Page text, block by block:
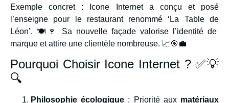
Exemple concret : Icone Internet a conçu et posé
l’enseigne pour le restaurant renommé ‘La Table de
Léon’. 🍽️🍷 Sa nouvelle façade valorise l’identité de
marque et attire une clientèle nombreuse. 📈🎯💼
Pourquoi Choisir Icone Internet ? ✅💡
🔍
Philosophie écologique : Priorité aux matériaux